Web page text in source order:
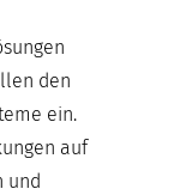
den
ein.
auf
und